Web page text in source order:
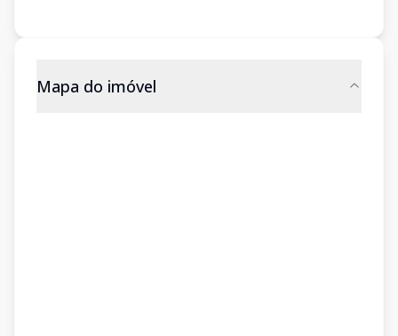
Mapa do imóvel